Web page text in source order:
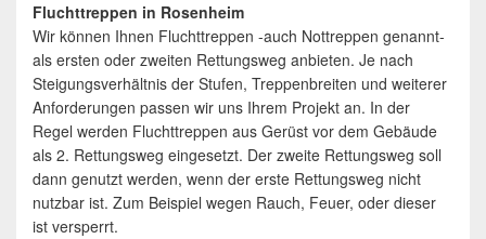
Fluchttreppen in Rosenheim
Wir können Ihnen Fluchttreppen -auch Nottreppen genannt-
als ersten oder zweiten Rettungsweg anbieten. Je nach
Steigungsverhältnis der Stufen, Treppenbreiten und weiterer
Anforderungen passen wir uns Ihrem Projekt an. In der
Regel werden Fluchttreppen aus Gerüst vor dem Gebäude
als 2. Rettungsweg eingesetzt. Der zweite Rettungsweg soll
dann genutzt werden, wenn der erste Rettungsweg nicht
nutzbar ist. Zum Beispiel wegen Rauch, Feuer, oder dieser
ist versperrt.